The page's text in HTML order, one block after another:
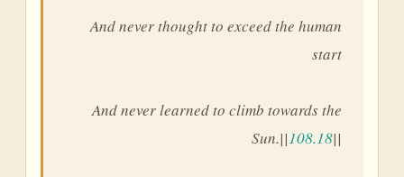
And never thought to exceed the human
start
And never learned to climb towards the
Sun.||108.18||